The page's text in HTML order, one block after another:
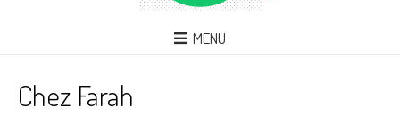
MENU
Chez Farah